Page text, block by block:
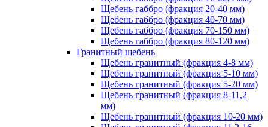
Щебень габбро (фракция 20-40 мм)
Щебень габбро (фракция 40-70 мм)
Щебень габбро (фракция 70-150 мм)
Щебень габбро (фракция 80-120 мм)
Гранитный щебень
Щебень гранитный (фракция 4-8 мм)
Щебень гранитный (фракция 5-10 мм)
Щебень гранитный (фракция 5-20 мм)
Щебень гранитный (фракция 8-11,2
мм)
Щебень гранитный (фракция 10-20 мм)